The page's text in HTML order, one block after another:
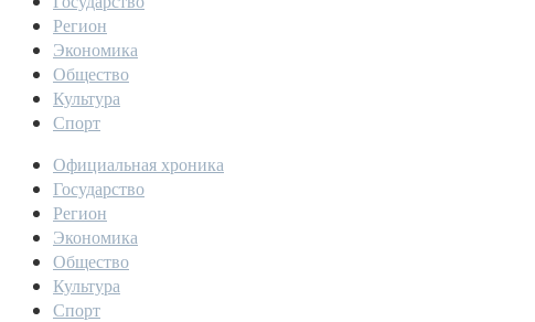
Регион
Экономика
Общество
Культура
Спорт
Официальная хроника
Государство
Регион
Экономика
Общество
Культура
Спорт